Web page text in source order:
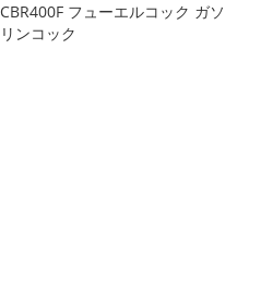
CBR400F フューエルコック ガソ
リンコック